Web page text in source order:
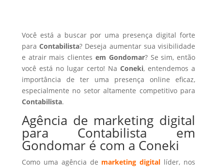
Você está a buscar por uma presença digital forte
paraContabilista? Deseja aumentar sua visibilidade
e atrair mais clientes em Gondomar? Se sim, então
você está no lugar certo! NaConeki, entendemos a
importância de ter uma presença online eficaz,
especialmente no setor altamente competitivo para
Contabilista.
Agência de marketing digital
para Contabilista em
Gondomar é com a Coneki
Como uma agência de marketing digital líder, nos